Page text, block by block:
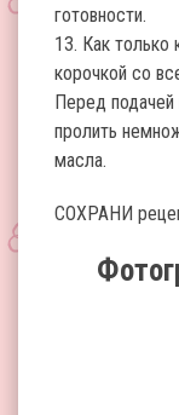
готовности.
13. Как только
корочкой со
Перед
пролить
масла.
СОХРАНИ